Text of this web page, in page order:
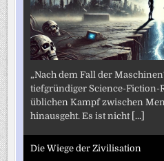
„Nach dem Fall der
tiefgründiger Science-Fiction-
üblichen Kampf zwischen
hinausgeht. Es ist nicht [...]
Die Wiege der Zivilisation